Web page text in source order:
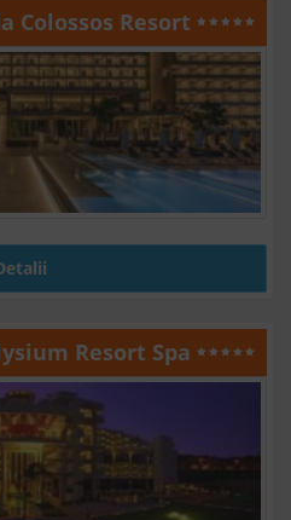
Colossos Resort
Resort Spa